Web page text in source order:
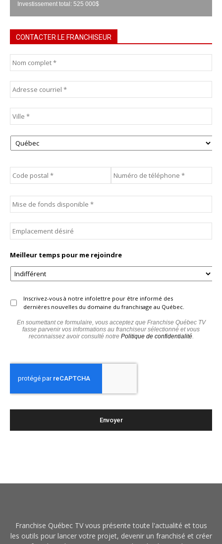
Investissement total: 525 000$
CONTACTER LE FRANCHISEUR
Nom
complet *
Courriel *
Adresse *
Code
postal *
Téléphone *
Mise
de
fonds
Emplacement
désiré
Meilleur temps pour me rejoindre
Infolettre
Inscrivez-vous à notre infolettre pour être informé des
dernières nouvelles du domaine du franchisage au Québec.
En soumettant ce formulaire, vous acceptez que Franchise Québec TV
fasse parvenir vos informations au franchiseur sélectionné et vous
reconnaissez avoir consulté notre Politique de confidentialité.
Franchise Québec TV vous présente toute l'actualité et tous
les outils pour lancer votre projet, devenir un franchisé et créer